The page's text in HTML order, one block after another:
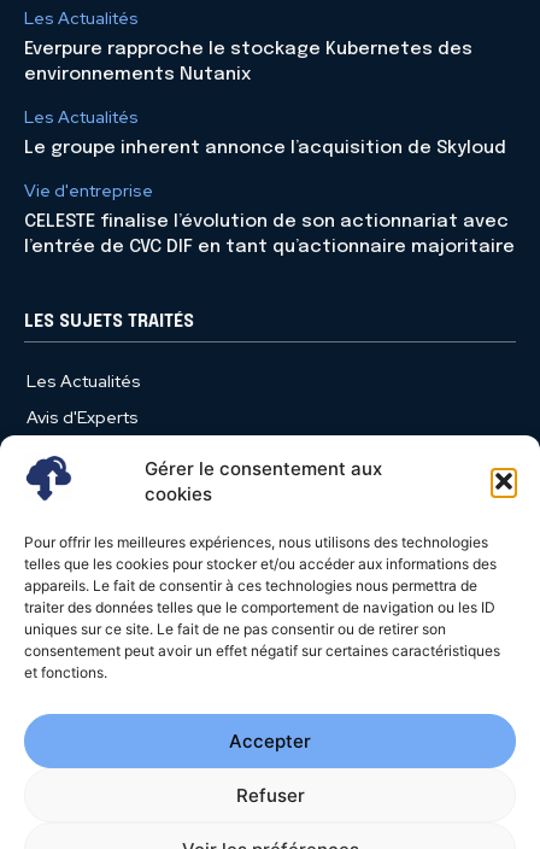
Gérer le consentement aux
cookies
Pour offrir les meilleures expériences, nous utilisons des technologies
telles que les cookies pour stocker et/ou accéder aux informations des
appareils. Le fait de consentir à ces technologies nous permettra de
traiter des données telles que le comportement de navigation ou les ID
uniques sur ce site. Le fait de ne pas consentir ou de retirer son
consentement peut avoir un effet négatif sur certaines caractéristiques
et fonctions.
Accepter
Refuser
Les Actualités
Everpure rapproche le stockage Kubernetes des
environnements Nutanix
Les Actualités
Le groupe inherent annonce l’acquisition de Skyloud
Vie d'entreprise
CELESTE finalise l’évolution de son actionnariat avec
l’entrée de CVC DIF en tant qu’actionnaire majoritaire
LES SUJETS TRAITÉS
Les Actualités
Avis d'Experts
Produits et Services
Vie d'entreprise
Nominations
Études
Évènements
Video News